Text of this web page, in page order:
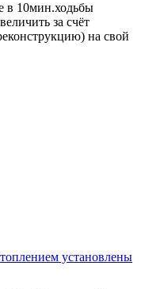
в 10мин.ходьбы
за счёт
на свой
установлены